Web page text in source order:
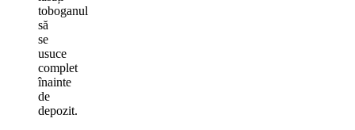
toboganul
să
se
usuce
complet
înainte
de
depozit.